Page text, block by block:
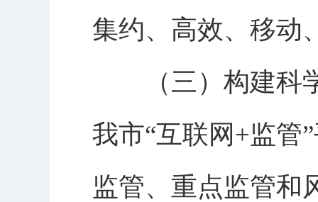
集约、高效、移动
（三）构建
我市“互联网+监管
监管、重点监管和